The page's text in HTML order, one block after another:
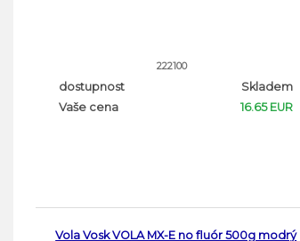
222100
dostupnost
Skladem
Vaše cena
16.65 EUR
Vola Vosk VOLA MX-E no fluór 500g modrý